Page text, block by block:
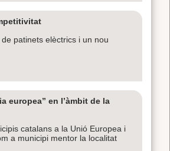
patinets elèctrics i un nou
europea” en l’àmbit de la
catalans a la Unió Europea i
a municipi mentor la localitat